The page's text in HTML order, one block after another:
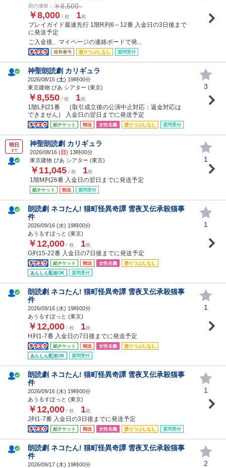
前の価格： ￥8,500
￥8,000 / 枚 1枚
プレイガイド最速先行 1階R列6～12番 入金日の3日後まで
に発送予定
ご入金後、マイページの連絡ボードで発...
発券番号 塗りつぶしなし 質問受付
神聖朗読劇 カリギュラ
2026/08/15 (土) 19時00分
東京建物 ぴあ シアター (東京)
￥8,550 / 枚 1枚
1階L列21番 ［取引成立後の公演中止対応：返金対応は
できません］ 入金日の翌日までに発送予定
紙チケット 郵送 女性名義 塗りつぶしなし 質問受付
3
明日
まで
神聖朗読劇 カリギュラ
2026/08/16 (日) 13時00分
東京建物 ぴあ シアター (東京)
￥11,045 / 枚 1枚
1階M列26番 入金日の翌日までに発送予定
紙チケット 郵送 質問受付
1
朗読劇 ネコたん! 猫町怪異奇譚 雪夜叉伝承殺猫事
件
2026/09/16 (水) 19時00分
あうるすぽっと (東京)
￥12,000 / 枚 1枚
G列15-22番 入金日の7日後までに発送予定
紙チケット 郵送 女性名義
塗りつぶしなし
あんしん配送OK
質問受付
1
朗読劇 ネコたん! 猫町怪異奇譚 雪夜叉伝承殺猫事
件
2026/09/16 (水) 19時00分
あうるすぽっと (東京)
￥12,000 / 枚 1枚
H列1-7番 入金日の7日後までに発送予定
紙チケット 郵送 女性名義
塗りつぶしなし
あんしん配送OK
質問受付
1
朗読劇 ネコたん! 猫町怪異奇譚 雪夜叉伝承殺猫事
件
2026/09/16 (水) 19時00分
あうるすぽっと (東京)
￥12,000 / 枚 1枚
J列1-7番 入金日の3日後までに発送予定
紙チケット 郵送 女性名義 塗りつぶしなし 質問受付
1
朗読劇 ネコたん! 猫町怪異奇譚 雪夜叉伝承殺猫事
件
2026/09/17 (木) 19時00分
2